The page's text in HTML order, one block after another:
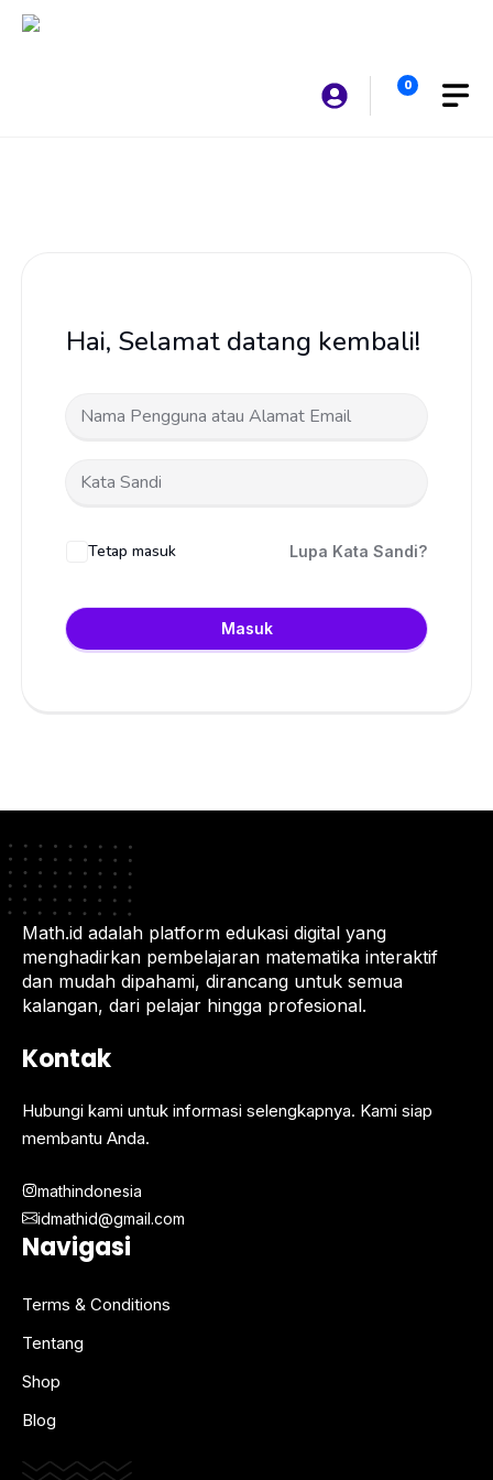
Langsung
0
Hai, Selamat datang kembali!
Tetap masuk Lupa Kata Sandi?
Masuk
Math.id adalah platform edukasi digital yang
menghadirkan pembelajaran matematika interaktif
dan mudah dipahami, dirancang untuk semua
kalangan, dari pelajar hingga profesional.
Kontak
Hubungi kami untuk informasi selengkapnya. Kami siap
membantu Anda.
mathindonesia
idmathid@gmail.com
Navigasi
Terms & Conditions
Tentang
Shop
Blog